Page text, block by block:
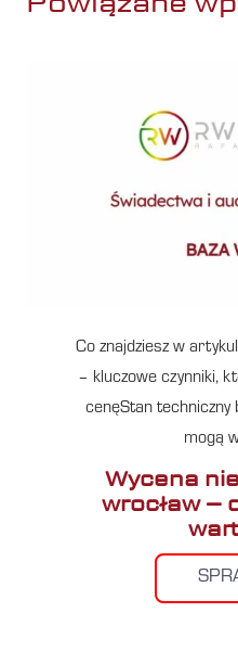
Co znajdziesz w
– kluczowe czynniki,
cenęStan techniczny
mogą
Wycena
wrocław –